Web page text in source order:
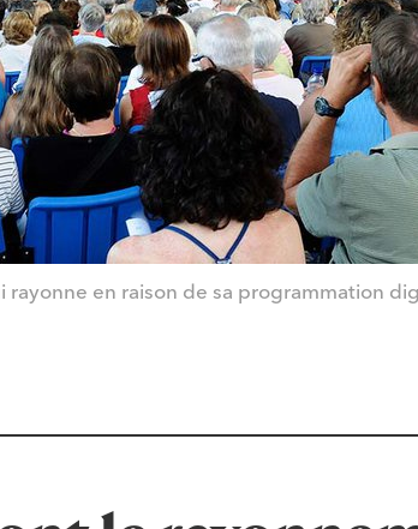
rayonne en raison de sa programmation